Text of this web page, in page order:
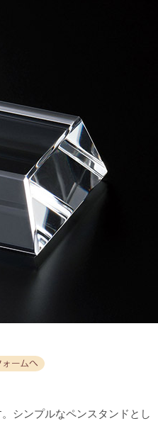
シンプルなペンスタンドとし